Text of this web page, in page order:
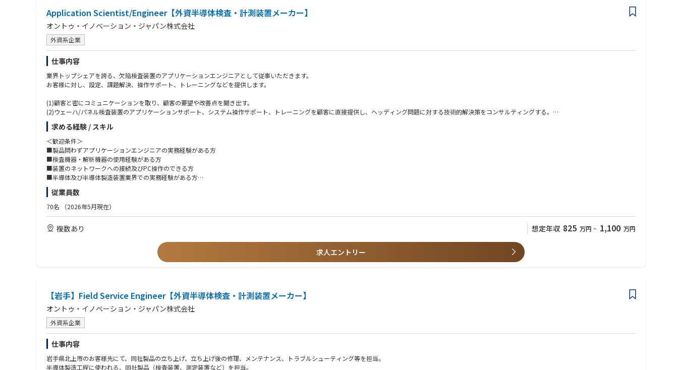
Application Scientist/Engineer【外資半導体検査・計測装置メーカー】
オントゥ・イノベーション・ジャパン株式会社
外資系企業
仕事内容
業界トップシェアを誇る、欠陥検査装置のアプリケーションエンジニアとして従事いただきます。
お客様に対し、設定、課題解決、操作サポート、トレーニングなどを提供します。
(1)顧客と密にコミュニケーションを取り、顧客の要望や改善点を聞き出す。
(2)ウェーハ/パネル検査装置のアプリケーションサポート、システム操作サポート、トレーニングを顧客に直接提供し、ヘッディング問題に対する技術的解決策をコンサルティングする。
(3)本社エンジニアリングチーム、テクニカルサポートチーム、サービスチームと協力し、アプリケーションや問題解決策を提供する。
(4)半導体工場内のツール（Ontoのツールを含む）に接続されたサーバーの操作とセットアップ。
(5)顧客に操作のトレーニングを行い、必要に応じてトレーニング資料を作成する。
(6)顧客の複雑な技術的問題を解決し、それらの問題のエスカレーションを管理する。
(7)新しいシステムの技術情報を提供し、顧客と共に新しいアプリケーションを開発する。
(8)日本地域を5年以上、10年以上サポートする。
(1) Communicate with customer very closely, and find their demand and required improvement by business level or native Japanese Language.
(2) Provide application support for wafer/panel inspection systems, system operation support and training to customers directly, consult technical solution for heading issues.
(3) Work collaboratively with Headquarter engineering team, Technical Support team & service team cross functionally to provide application & issue solution, take Applications ownership of escalations.
(5) Train customers on tool operation and generate training material if necessary.
(7) Providing new system technology information and develop new application with customer.
(8) Support Japan region for more than 5 year, expecting 10 years over.
求める経験 / スキル
＜歓迎条件＞
■製品問わずアプリケーションエンジニアの実務経験がある方
■検査機器・解析機器の使用経験がある方
■装置のネットワークへの接続及びPC操作のできる方
■半導体及び半導体製造装置業界での実務経験がある方
■英語でのミーティングに参加できる方
従業員数
70名 （2026年5月現在）
複数あり 想定年収 825 万円 ~ 1,100 万円
求人エントリー
【岩手】Field Service Engineer【外資半導体検査・計測装置メーカー】
オントゥ・イノベーション・ジャパン株式会社
外資系企業
仕事内容
岩手県北上市のお客様先にて、同社製品の立ち上げ、立ち上げ後の修理、メンテナンス、トラブルシューティング等を担当。
半導体製造工程に使われる、同社製品（検査装置、測定装置など）を担当。